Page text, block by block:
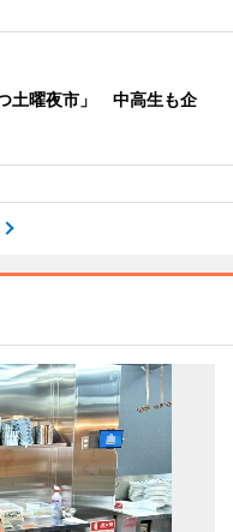
土曜夜市」 中高生も企